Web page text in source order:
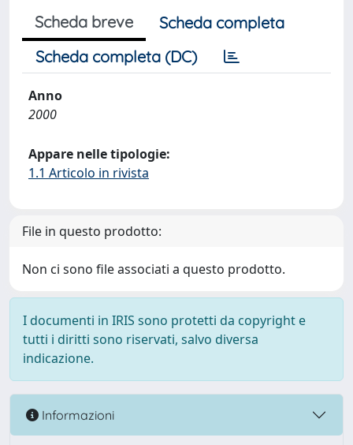
Scheda breve
Scheda completa
Scheda completa (DC)
Anno
2000
Appare nelle tipologie:
1.1 Articolo in rivista
File in questo prodotto:
Non ci sono file associati a questo prodotto.
I documenti in IRIS sono protetti da copyright e
tutti i diritti sono riservati, salvo diversa
indicazione.
Informazioni